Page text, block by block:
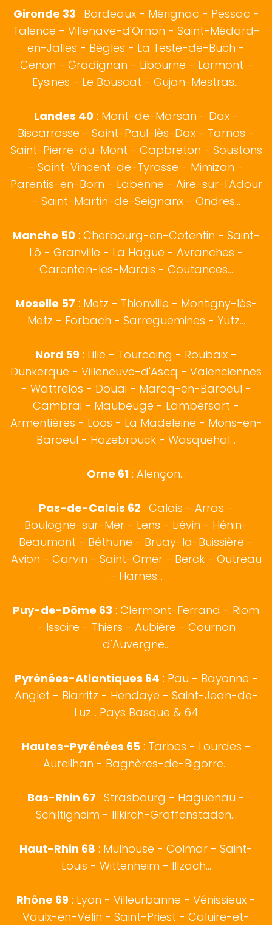
Gironde 33 : Bordeaux- Mérignac - Pessac -
Talence - Villenave-d'Ornon - Saint-Médard-
en-Jalles - Bègles - La Teste-de-Buch -
Cenon - Gradignan - Libourne - Lormont -
Eysines - Le Bouscat - Gujan-Mestras...
Landes 40: Mont-de-Marsan - Dax-
Biscarrosse - Saint-Paul-lès-Dax - Tarnos -
Saint-Pierre-du-Mont - Capbreton - Soustons
- Saint-Vincent-de-Tyrosse - Mimizan -
Parentis-en-Born - Labenne - Aire-sur-l'Adour
- Saint-Martin-de-Seignanx - Ondres...
Manche 50 : Cherbourg-en-Cotentin - Saint-
Lô - Granville - La Hague - Avranches -
Carentan-les-Marais - Coutances...
Moselle 57 : Metz - Thionville - Montigny-lès-
Metz - Forbach - Sarreguemines - Yutz...
Nord 59 : Lille - Tourcoing - Roubaix -
Dunkerque - Villeneuve-d'Ascq - Valenciennes
- Wattrelos - Douai - Marcq-en-Baroeul -
Cambrai - Maubeuge - Lambersart -
Armentières - Loos - La Madeleine - Mons-en-
Baroeul - Hazebrouck - Wasquehal...
Orne 61: Alençon...
Pas-de-Calais 62 : Calais - Arras -
Boulogne-sur-Mer - Lens - Liévin - Hénin-
Beaumont - Béthune - Bruay-la-Buissière -
Avion - Carvin - Saint-Omer - Berck - Outreau
- Harnes...
Puy-de-Dôme 63 : Clermont-Ferrand - Riom
- Issoire - Thiers - Aubière - Cournon
d'Auvergne...
Pyrénées-Atlantiques 64 : Pau - Bayonne -
Anglet - Biarritz - Hendaye - Saint-Jean-de-
Luz... Pays Basque & 64
Hautes-Pyrénées 65: Tarbes - Lourdes -
Aureilhan - Bagnères-de-Bigorre...
Bas-Rhin 67 : Strasbourg - Haguenau -
Schiltigheim - Illkirch-Graffenstaden...
Haut-Rhin 68 : Mulhouse - Colmar - Saint-
Louis - Wittenheim - Illzach...
Rhône 69 : Lyon - Villeurbanne - Vénissieux -
Vaulx-en-Velin - Saint-Priest - Caluire-et-